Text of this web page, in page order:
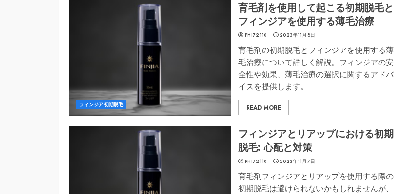
フィンジア初期脱毛
育毛剤を使用して起こる初期脱毛と
フィンジアを使用する薄毛治療
PHI72110 2023年11月8日
育毛剤の初期脱毛とフィンジアを使用する薄
毛治療について詳しく解説。フィンジアの安
全性や効果、薄毛治療の選択に関するアドバ
イスを提供します。
READ MORE
フィンジアとリアップにおける初期
脱毛: 心配と対策
PHI72110 2023年11月7日
育毛剤フィンジアとリアップを使用する際の
初期脱毛は避けられないかもしれませんが、